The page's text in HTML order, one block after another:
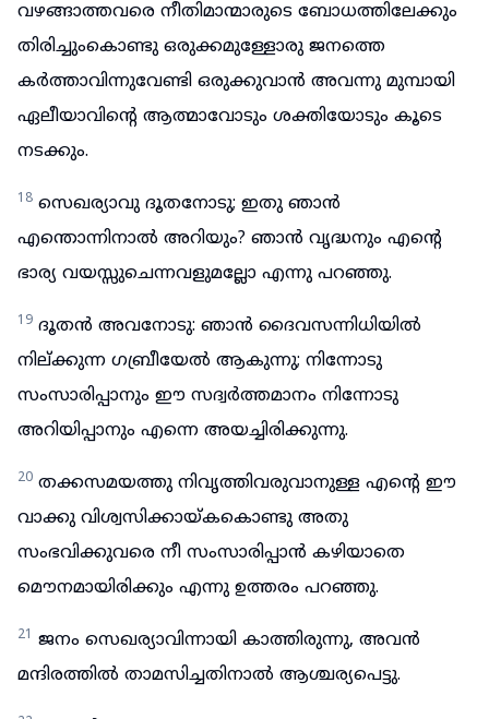
വഴങ്ങാത്തവരെ നീതിമാന്മാരുടെ ബോധത്തിലേക്കും
തിരിച്ചുംകൊണ്ടു ഒരുക്കമുള്ളോരു ജനത്തെ
കർത്താവിന്നുവേണ്ടി ഒരുക്കുവാൻ അവന്നു മുമ്പായി
ഏലീയാവിന്റെ ആത്മാവോടും ശക്തിയോടും കൂടെ
നടക്കും.
18 സെഖര്യാവു ദൂതനോടു; ഇതു ഞാൻ
എന്തൊന്നിനാൽ അറിയും? ഞാൻ വൃദ്ധനും എന്റെ
ഭാര്യ വയസ്സുചെന്നവളുമല്ലോ എന്നു പറഞ്ഞു.
19 ദൂതൻ അവനോടു: ഞാൻ ദൈവസന്നിധിയിൽ
നില്ക്കുന്ന ഗബ്രീയേൽ ആകുന്നു; നിന്നോടു
സംസാരിപ്പാനും ഈ സദ്വർത്തമാനം നിന്നോടു
അറിയിപ്പാനും എന്നെ അയച്ചിരിക്കുന്നു.
20 തക്കസമയത്തു നിവൃത്തിവരുവാനുള്ള എന്റെ ഈ
വാക്കു വിശ്വസിക്കായ്കകൊണ്ടു അതു
സംഭവിക്കുവരെ നീ സംസാരിപ്പാൻ കഴിയാതെ
മൌനമായിരിക്കും എന്നു ഉത്തരം പറഞ്ഞു.
21 ജനം സെഖര്യാവിന്നായി കാത്തിരുന്നു, അവൻ
മന്ദിരത്തിൽ താമസിച്ചതിനാൽ ആശ്ചര്യപെട്ടു.